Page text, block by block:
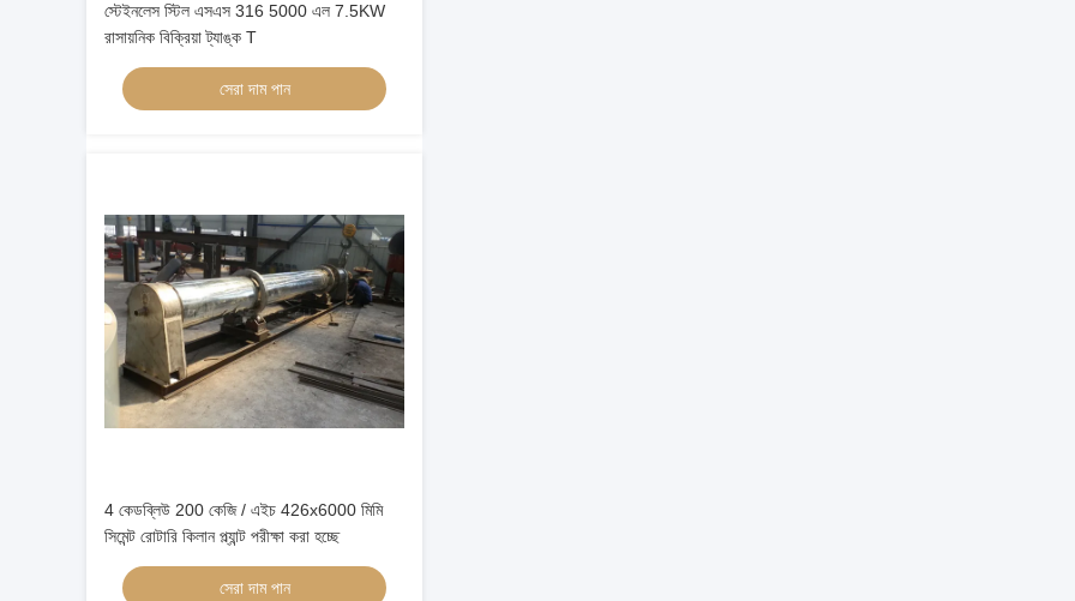
স্টেইনলেস স্টিল এসএস 316 5000 এল 7.5KW
রাসায়নিক বিক্রিয়া ট্যাঙ্ক T
সেরা দাম পান
4 কেডব্লিউ 200 কেজি / এইচ 426x6000 মিমি
সিমেন্ট রোটারি কিলান প্ল্যান্ট পরীক্ষা করা হচ্ছে
সেরা দাম পান